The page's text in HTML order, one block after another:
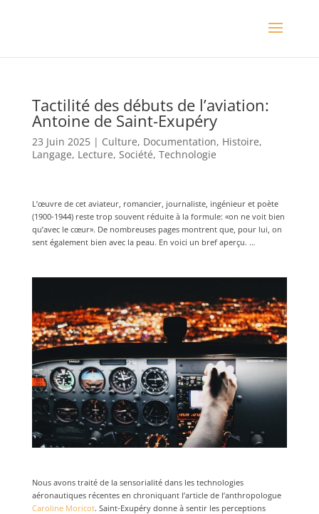
Tactilité des débuts de l’aviation:
Antoine de Saint-Exupéry
23 Juin 2025| Culture, Documentation, Histoire,
Langage, Lecture, Société, Technologie
L’œuvre de cet aviateur, romancier, journaliste, ingénieur et poète
(1900-1944) reste trop souvent réduite à la formule: «on ne voit bien
qu’avec le cœur». De nombreuses pages montrent que, pour lui, on
sent également bien avec la peau. En voici un bref aperçu. …
Nous avons traité de la sensorialité dans les technologies
aéronautiques récentes en chroniquant l’article de l’anthropologue
Caroline Moricot. Saint-Exupéry donne à sentir les perceptions